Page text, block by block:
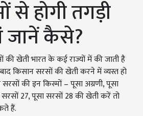
से होगी तगड़ी
जानें कैसे?
खेती भारत के कई राज्यों में की जाती है
किसान सरसों की खेती करने में व्यस्त हो
की इन किस्मों – पूसा अग्रणी, पूसा
27, पूसा सरसों 28 की खेती करें तो
हैं.